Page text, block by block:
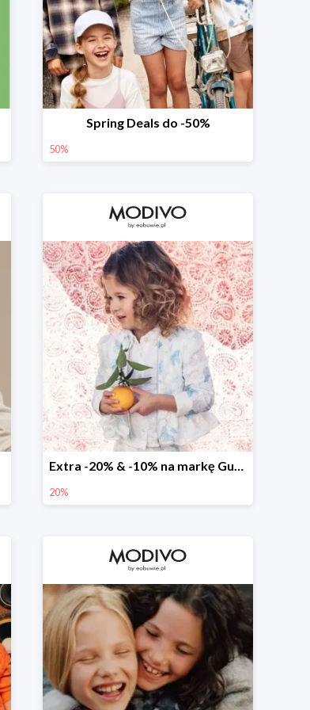
Spring Deals do -50%
50%
Extra -20% & -10% na markę Guess
20%